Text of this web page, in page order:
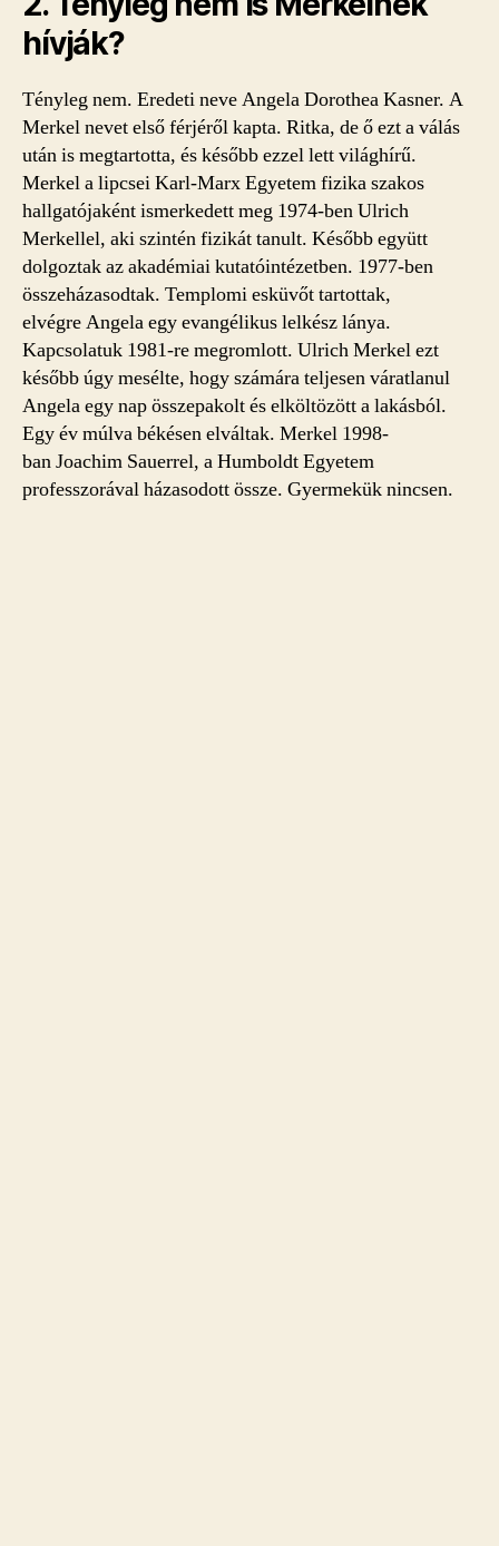
hívják?
Tényleg nem. Eredeti neve Angela Dorothea Kasner. A
Merkel nevet első férjéről kapta. Ritka, de ő ezt a válás
után is megtartotta, és később ezzel lett világhírű.
Merkel a lipcsei Karl-Marx Egyetem fizika szakos
hallgatójaként ismerkedett meg 1974-ben Ulrich
Merkellel, aki szintén fizikát tanult. Később együtt
dolgoztak az akadémiai kutatóintézetben. 1977-ben
összeházasodtak. Templomi esküvőt tartottak,
elvégre Angela egy evangélikus lelkész lánya.
Kapcsolatuk 1981-re megromlott. Ulrich Merkel ezt
később úgy mesélte, hogy számára teljesen váratlanul
Angela egy nap összepakolt és elköltözött a lakásból.
Egy év múlva békésen elváltak. Merkel 1998-
ban Joachim Sauerrel, a Humboldt Egyetem
professzorával házasodott össze. Gyermekük nincsen.